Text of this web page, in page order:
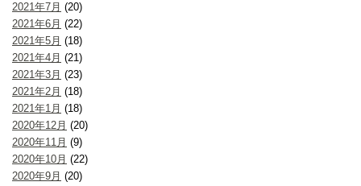
2021年7月 (20)
2021年6月 (22)
2021年5月 (18)
2021年4月 (21)
2021年3月 (23)
2021年2月 (18)
2021年1月 (18)
2020年12月 (20)
2020年11月 (9)
2020年10月 (22)
2020年9月 (20)